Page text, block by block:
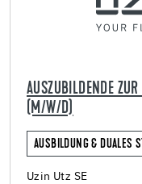
AUSZUBILDENDE
(M/W/D)
AUSBILDUNG & DUALES
Uzin Utz SE